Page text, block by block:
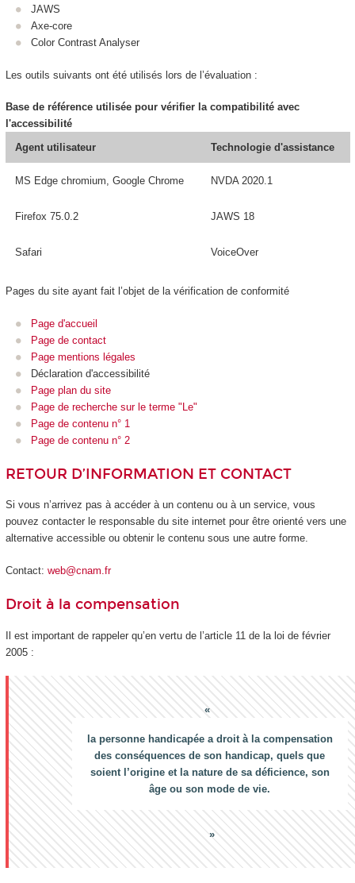
JAWS
Axe-core
Color Contrast Analyser
Les outils suivants ont été utilisés lors de l’évaluation :
Base de référence utilisée pour vérifier la compatibilité avec
l'accessibilité
Agent utilisateur
Technologie d'assistance
MS Edge chromium, Google Chrome NVDA 2020.1
Firefox 75.0.2 JAWS 18
Safari VoiceOver
Pages du site ayant fait l’objet de la vérification de conformité
Page d'accueil
Page de contact
Page mentions légales
Déclaration d'accessibilité
Page plan du site
Page de recherche sur le terme "Le"
Page de contenu n° 1
Page de contenu n° 2
RETOUR D’INFORMATION ET CONTACT
Si vous n’arrivez pas à accéder à un contenu ou à un service, vous
pouvez contacter le responsable du site internet pour être orienté vers une
alternative accessible ou obtenir le contenu sous une autre forme.
Contact: web@cnam.fr
Droit à la compensation
Il est important de rappeler qu’en vertu de l’article 11 de la loi de février
2005 :
la personne handicapée a droit à la compensation
des conséquences de son handicap, quels que
soient l’origine et la nature de sa déficience, son
âge ou son mode de vie.